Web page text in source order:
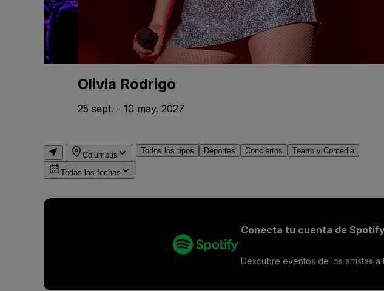
Olivia Rodrigo
25 sept. - 10 may. 2027
Columbus
Todas las fechas
Todos los tipos Deportes Conciertos Teatro y Comedia
Conecta tu cuenta de
Descubre eventos de los artistas a